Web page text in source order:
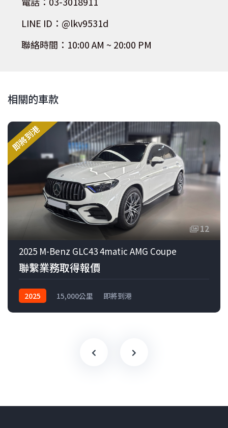
LINE ID：@lkv9531d
聯絡時間：10:00 AM ~ 20:00 PM
相關的車款
即將到港
12
2025 M-Benz GLC43 4matic AMG Coupe
聯繫業務取得報價
2025 15,000公里 即將到港